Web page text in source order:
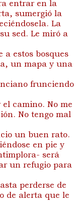
entrar en la
sumergió la
La
sed. Le miró a
estos bosques
un mapa y una
frunciendo
camino. No me
No tengo mal
un buen rato.
en pie y
será
un refugio para
perderse de
de alerta que le